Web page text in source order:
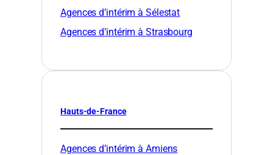
Agences d’intérim à Sélestat
Agences d’intérim à Strasbourg
Hauts-de-France
Agences d’intérim à Amiens